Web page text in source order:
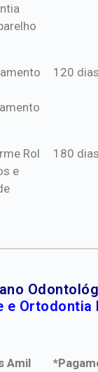
120 dias
Rol
e
180 dias
e Ortodontia
Amil